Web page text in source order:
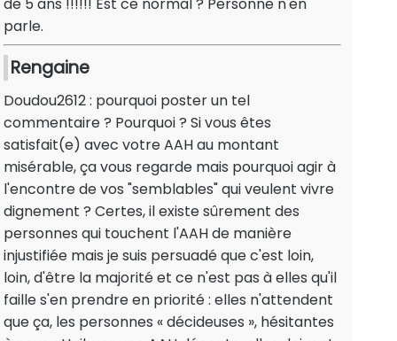
parle.
Rengaine
Doudou2612 : pourquoi poster un tel
commentaire ? Pourquoi ? Si vous êtes
satisfait(e) avec votre AAH au montant
misérable, ça vous regarde mais pourquoi agir à
l'encontre de vos "semblables" qui veulent vivre
dignement ? Certes, il existe sûrement des
personnes qui touchent l'AAH de manière
injustifiée mais je suis persuadé que c'est loin,
loin, d'être la majorité et ce n'est pas à elles qu'il
faille s'en prendre en priorité : elles n'attendent
que ça, les personnes « décideuses », hésitantes